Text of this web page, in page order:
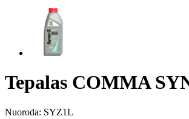
Tepalas COMMA
Nuoroda: SYZ1L